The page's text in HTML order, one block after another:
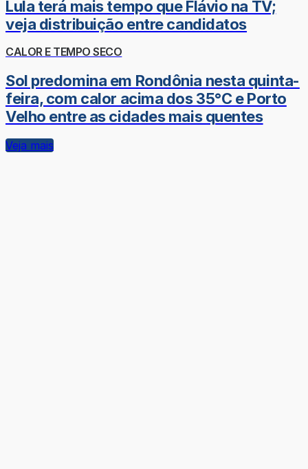
Lula terá mais tempo que Flávio na TV;
veja distribuição entre candidatos
CALOR E TEMPO SECO
Sol predomina em Rondônia nesta quinta-
feira, com calor acima dos 35°C e Porto
Velho entre as cidades mais quentes
Veja mais